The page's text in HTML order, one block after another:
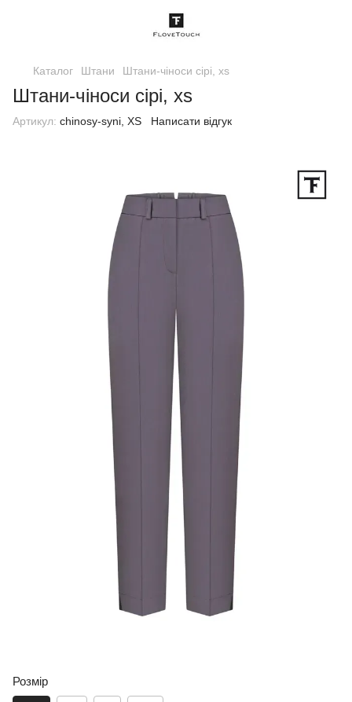
Каталог Штани Штани-чіноси сірі, xs
Штани-чіноси сірі, xs
Артикул: chinosy-syni, XS Написати відгук
Розмір